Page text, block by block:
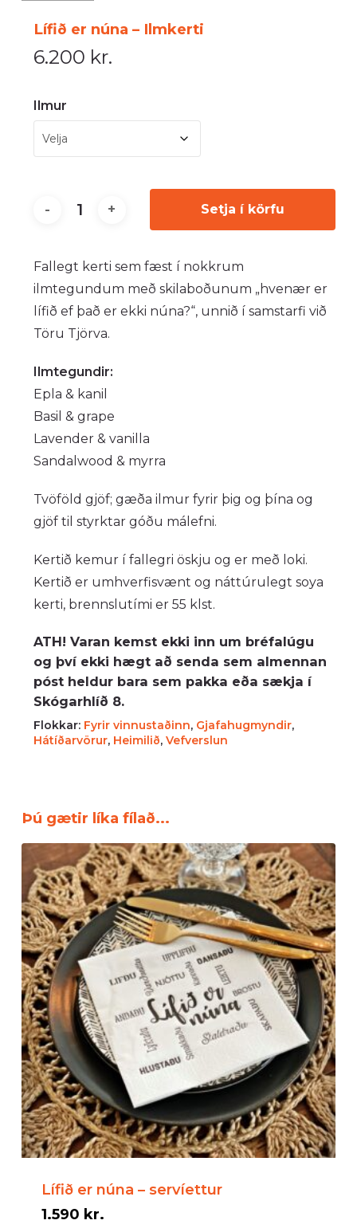
Lífið er núna – Ilmkerti
6.200 kr.
Ilmur
Setja í körfu
Fallegt kerti sem fæst í nokkrum
ilmtegundum með skilaboðunum „hvenær er
lífið ef það er ekki núna?“, unnið í samstarfi við
Töru Tjörva.
Ilmtegundir:
Epla & kanil
Basil & grape
Lavender & vanilla
Sandalwood & myrra
Tvöföld gjöf; gæða ilmur fyrir þig og þína og
gjöf til styrktar góðu málefni.
Kertið kemur í fallegri öskju og er með loki.
Kertið er umhverfisvænt og náttúrulegt soya
kerti, brennslutími er 55 klst.
ATH! Varan kemst ekki inn um bréfalúgu
og því ekki hægt að senda sem almennan
póst heldur bara sem pakka eða sækja í
Skógarhlíð 8.
Flokkar: Fyrir vinnustaðinn, Gjafahugmyndir,
Hátíðarvörur, Heimilið, Vefverslun
Þú gætir líka fílað...
Lífið er núna – servíettur
1.590 kr.